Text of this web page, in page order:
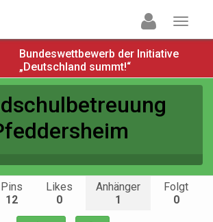
Bundeswettbewerb der Initiative
„Deutschland summt!“
Pins
12
Likes
0
Anhänger
1
Folgt
0